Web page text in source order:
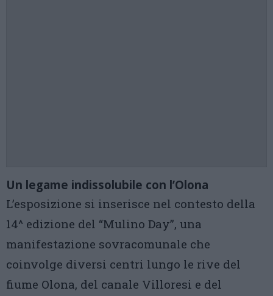
Un legame indissolubile con l’Olona
L’esposizione si inserisce nel contesto della
14^ edizione del “Mulino Day”, una
manifestazione sovracomunale che
coinvolge diversi centri lungo le rive del
fiume Olona, del canale Villoresi e del